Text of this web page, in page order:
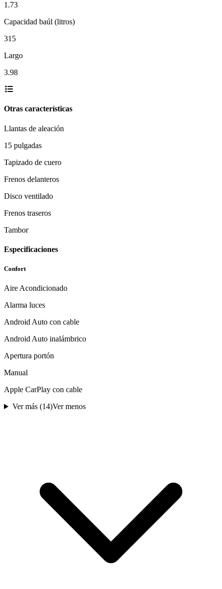
1.73
Capacidad baúl (litros)
315
Largo
3.98
Otras características
Llantas de aleación
15 pulgadas
Tapizado de cuero
Frenos delanteros
Disco ventilado
Frenos traseros
Tambor
Especificaciones
Confort
Aire Acondicionado
Alarma luces
Android Auto con cable
Android Auto inalámbrico
Apertura portón
Manual
Apple CarPlay con cable
Ver más (14)Ver menos